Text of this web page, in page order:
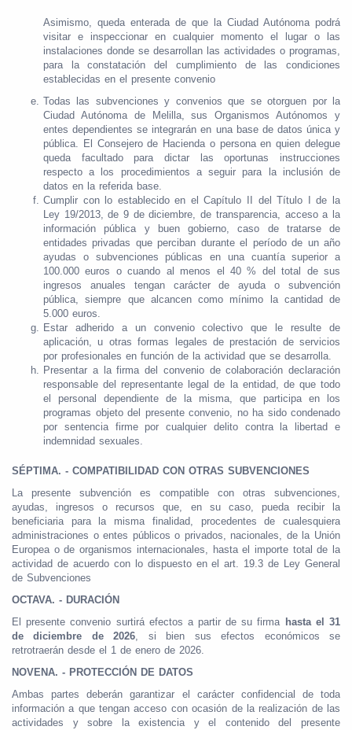
Asimismo, queda enterada de que la Ciudad Autónoma podrá
visitar e inspeccionar en cualquier momento el lugar o las
instalaciones donde se desarrollan las actividades o programas,
para la constatación del cumplimiento de las condiciones
establecidas en el presente convenio
Todas las subvenciones y convenios que se otorguen por la
Ciudad Autónoma de Melilla, sus Organismos Autónomos y
entes dependientes se integrarán en una base de datos única y
pública. El Consejero de Hacienda o persona en quien delegue
queda facultado para dictar las oportunas instrucciones
respecto a los procedimientos a seguir para la inclusión de
datos en la referida base.
Cumplir con lo establecido en el Capítulo II del Título I de la
Ley 19/2013, de 9 de diciembre, de transparencia, acceso a la
información pública y buen gobierno, caso de tratarse de
entidades privadas que perciban durante el período de un año
ayudas o subvenciones públicas en una cuantía superior a
100.000 euros o cuando al menos el 40 % del total de sus
ingresos anuales tengan carácter de ayuda o subvención
pública, siempre que alcancen como mínimo la cantidad de
5.000 euros.
Estar adherido a un convenio colectivo que le resulte de
aplicación, u otras formas legales de prestación de servicios
por profesionales en función de la actividad que se desarrolla.
Presentar a la firma del convenio de colaboración declaración
responsable del representante legal de la entidad, de que todo
el personal dependiente de la misma, que participa en los
programas objeto del presente convenio, no ha sido condenado
por sentencia firme por cualquier delito contra la libertad e
indemnidad sexuales.
SÉPTIMA. - COMPATIBILIDAD CON OTRAS SUBVENCIONES
La presente subvención es compatible con otras subvenciones,
ayudas, ingresos o recursos que, en su caso, pueda recibir la
beneficiaria para la misma finalidad, procedentes de cualesquiera
administraciones o entes públicos o privados, nacionales, de la Unión
Europea o de organismos internacionales, hasta el importe total de la
actividad de acuerdo con lo dispuesto en el art. 19.3 de Ley General
de Subvenciones
OCTAVA. - DURACIÓN
El presente convenio surtirá efectos a partir de su firma hasta el 31
de diciembre de 2026, si bien sus efectos económicos se
retrotraerán desde el 1 de enero de 2026.
NOVENA. - PROTECCIÓN DE DATOS
Ambas partes deberán garantizar el carácter confidencial de toda
información a que tengan acceso con ocasión de la realización de las
actividades y sobre la existencia y el contenido del presente